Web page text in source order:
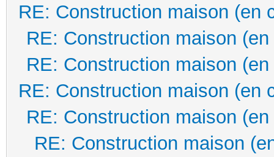
RE: Construction maison (en
RE: Construction maison
RE: Construction maison
RE: Construction maison (en
RE: Construction maison
RE: Construction maison